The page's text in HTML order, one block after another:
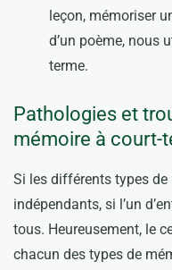
leçon, mémoriser
d’un poème, nous
terme.
Pathologies et
mémoire à court-
Si les différents types de
indépendants, si l’un
tous. Heureusement, le
chacun des types de